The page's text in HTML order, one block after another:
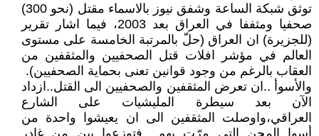
توثق شبكة الساعة وشفق نيوز بالاسماء مقتل (نحو 300)
صحفيا ومثففا في العراق بعد 2003، فيما اشار تقرير
(للجزيرة) ان العراق (حلّ بالمرتبة الخامسة على مستوى
العالم في مؤشر افلات قتل الصحفيين والمثقفين من
العقاب بالرغم من وجود قوانين تعنى بحماية الصحفيين).
والأسوأ ..ان تعرض المثقفين والصحفيين الى القتل..ازداد
الآن بعد سيطرة المليشيات على الشارع
العراقي،واوصلت المثقفين الى ان يعيشوا واحدة من